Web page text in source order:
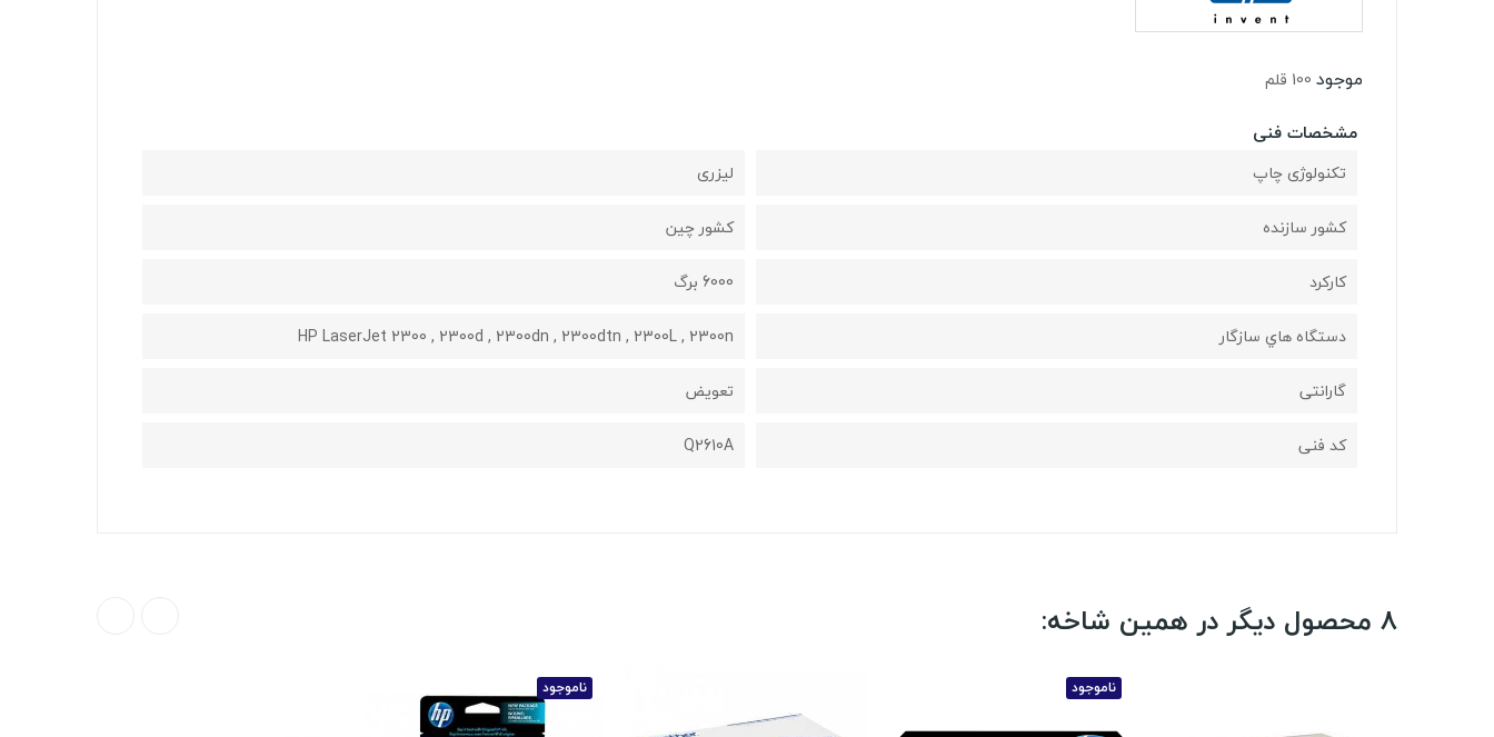
موجود 100 قلم
مشخصات فنی
تکنولوژی چاپ
لیزری
کشور سازنده
کشور چین
کارکرد
6000 برگ
دستگاه هاي سازگار
HP LaserJet 2300 , 2300d , 2300dn , 2300dtn , 2300L , 2300n
گارانتی
تعویض
کد فنی
Q2610A
8 محصول دیگر در همین شاخه:
ناموجود ناموجود